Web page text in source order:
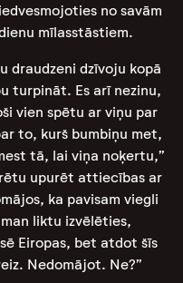
no savām
mīlasstāstiem.
draudzeni dzīvoju kopā
turpināt. Es arī nezinu,
vien spētu ar viņu par
to, kurš bumbiņu met,
tā, lai viņa noķertu,”
upurēt attiecības ar
ka pavisam viegli
liktu izvēlēties,
Eiropas, bet atdot šīs
Nedomājot. Ne?”